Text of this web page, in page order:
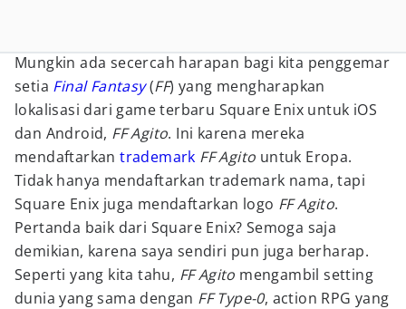
Mungkin ada secercah harapan bagi kita penggemar
setia Final Fantasy(FF) yang mengharapkan
lokalisasi dari game terbaru Square Enix untuk iOS
dan Android, FF Agito. Ini karena mereka
mendaftarkantrademark FF Agito untuk Eropa.
Tidak hanya mendaftarkan trademark nama, tapi
Square Enix juga mendaftarkan logo FF Agito.
Pertanda baik dari Square Enix? Semoga saja
demikian, karena saya sendiri pun juga berharap.
Seperti yang kita tahu, FF Agito mengambil setting
dunia yang sama dengan FF Type-0, action RPG yang